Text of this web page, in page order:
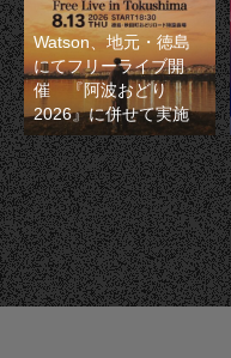
Watson、地元・徳島
にてフリーライブ開
催 『阿波おどり
2026』に併せて実施